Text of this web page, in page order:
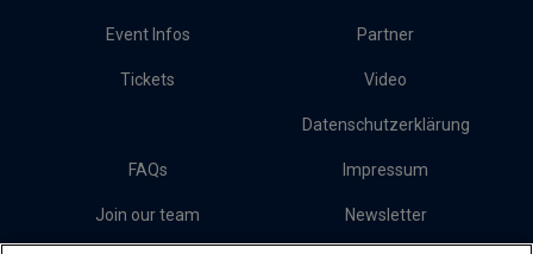
Event Infos Partner
Tickets Video
Datenschutzerklärung
FAQs Impressum
Join our team Newsletter